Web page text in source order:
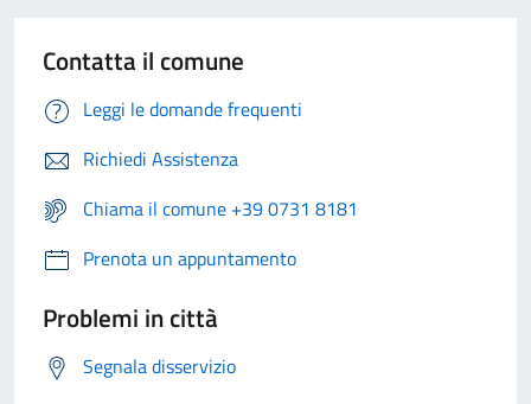
Contatta il comune
Leggi le domande frequenti
Richiedi Assistenza
Chiama il comune +39 0731 8181
Prenota un appuntamento
Problemi in città
Segnala disservizio